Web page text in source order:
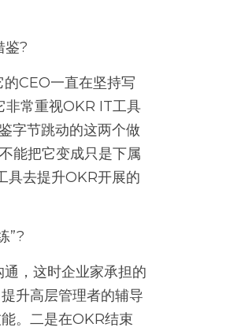
鉴?
非常重视OKR IT工具
字节跳动的这两个做
能把它变成只是下属
具去提升OKR开展的
”?
升高层管理者的辅导
。二是在OKR结束